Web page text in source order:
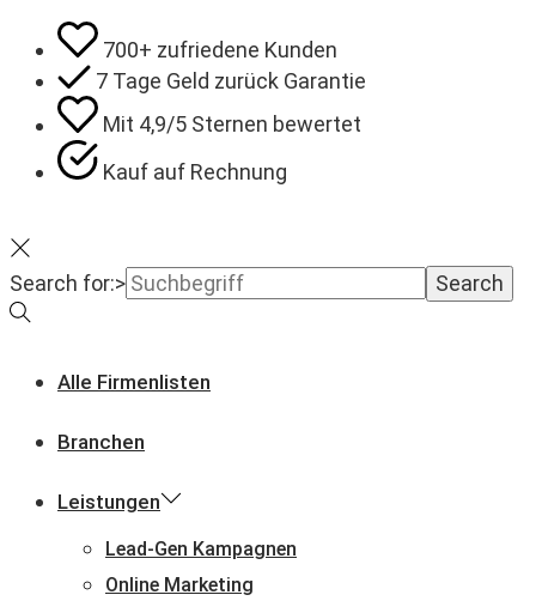
700+ zufriedene Kunden
7 Tage Geld zurück Garantie
Mit 4,9/5 Sternen bewertet
Kauf auf Rechnung
Search for:> Search
Alle Firmenlisten
Branchen
Leistungen
Lead-Gen Kampagnen
Online Marketing